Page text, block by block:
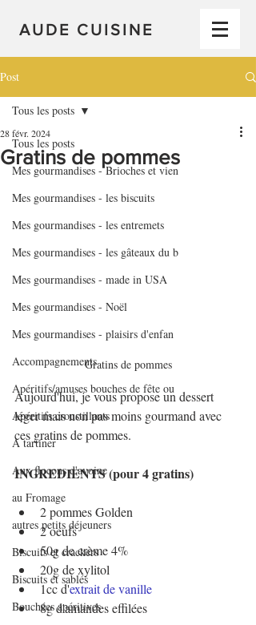
AUDE CUISINE
Post
Tous les posts
Mes gourmandises - Brioches et vien
Mes gourmandises - les biscuits
Mes gourmandises - les entremets
Mes gourmandises - les gâteaux du b
Mes gourmandises - made in USA
Mes gourmandises - Noël
Mes gourmandises - plaisirs d'enfan
Accompagnements
Apéritifs/amuses bouches de fête ou
Apéritifs croustillants
A tartiner
Aux flocons d'avoine
au Fromage
autres petits déjeuners
Biscuits et crackers
Biscuits et sablés
Bouchées apéritives
Tous les posts
Gratins de pommes
28 févr. 2024
Gratins de pommes
Aujourd'hui, je vous propose un dessert
léger mais non pas moins gourmand avec
ces gratins de pommes.
INGREDIENTS (pour 4 gratins)
2 pommes Golden
2 oeufs
50g de crème 4%
20g de xylitol
1cc d'extrait de vanille
8g d'amandes effilées